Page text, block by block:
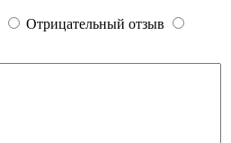
Отрицательный отзыв